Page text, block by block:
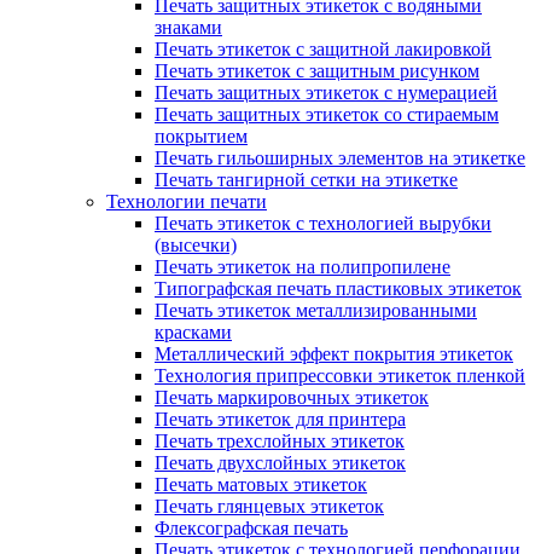
Печать защитных этикеток с водяными
знаками
Печать этикеток с защитной лакировкой
Печать этикеток с защитным рисунком
Печать защитных этикеток с нумерацией
Печать защитных этикеток со стираемым
покрытием
Печать гильоширных элементов на этикетке
Печать тангирной сетки на этикетке
Технологии печати
Печать этикеток с технологией вырубки
(высечки)
Печать этикеток на полипропилене
Типографская печать пластиковых этикеток
Печать этикеток металлизированными
красками
Металлический эффект покрытия этикеток
Технология припрессовки этикеток пленкой
Печать маркировочных этикеток
Печать этикеток для принтера
Печать трехслойных этикеток
Печать двухслойных этикеток
Печать матовых этикеток
Печать глянцевых этикеток
Флексографская печать
Печать этикеток с технологией перфорации